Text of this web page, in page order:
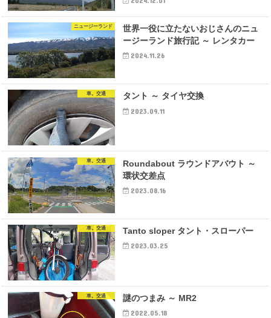
ニュージーランド
世界一役に立たないおじさんのニュ
ージーランド旅行記 ～ レンタカー
2024.11.26
車。交通 タント ～ タイヤ交換
2023.09.11
車。交通
Roundabout ラウンドアバウト ～
環状交差点
2023.08.16
車。交通 Tanto sloper タント・スローパー
2023.03.25
車。交通 謎のつまみ ～ MR2
2022.05.18